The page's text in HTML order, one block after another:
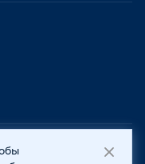
г. Калининград,